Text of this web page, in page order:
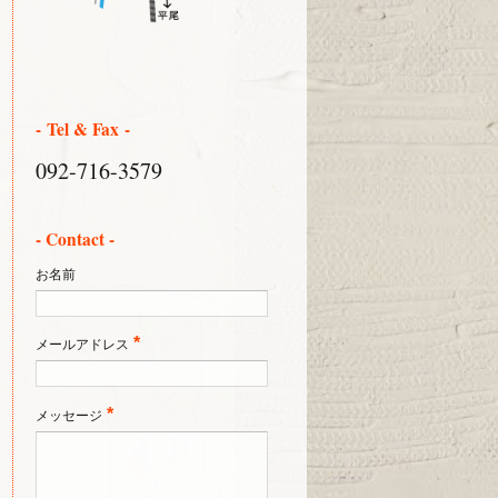
- Tel & Fax -
092-716-3579
- Contact -
お名前
メールアドレス *
メッセージ *